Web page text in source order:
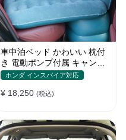
車中泊ベッド かわいい 枕付
き 電動ポンプ付属 キャンプ
用品 エアーベッド 普通車
ホンダ インスパイア対応
¥ 18,250 (税込)